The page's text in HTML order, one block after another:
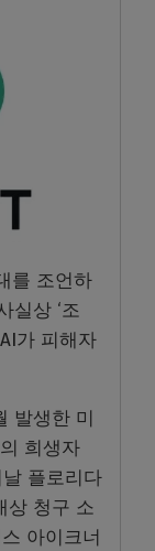
를 조언하
실상 ‘조
가 피해자
발생한 미
희생자
플로리다
상 청구 소
아이크너